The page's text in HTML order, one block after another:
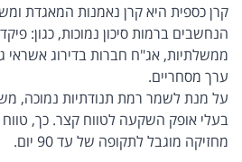
קרן כספית היא קרן נאמנות המאגדת
הנחשבים ברמות סיכון נמוכות, כגון:
ערך מסחריים.
על מנת לשמר רמת תנודתיות נמוכה,
בעלי אופק השקעה לטווח קצר. כך, טווח
מחזיקה מוגבל לתקופה של עד 90 יום.